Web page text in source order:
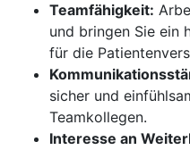
Teamfähigkeit:
und bringen Sie ein
für die
sicher und
Teamkollegen.
Interesse an